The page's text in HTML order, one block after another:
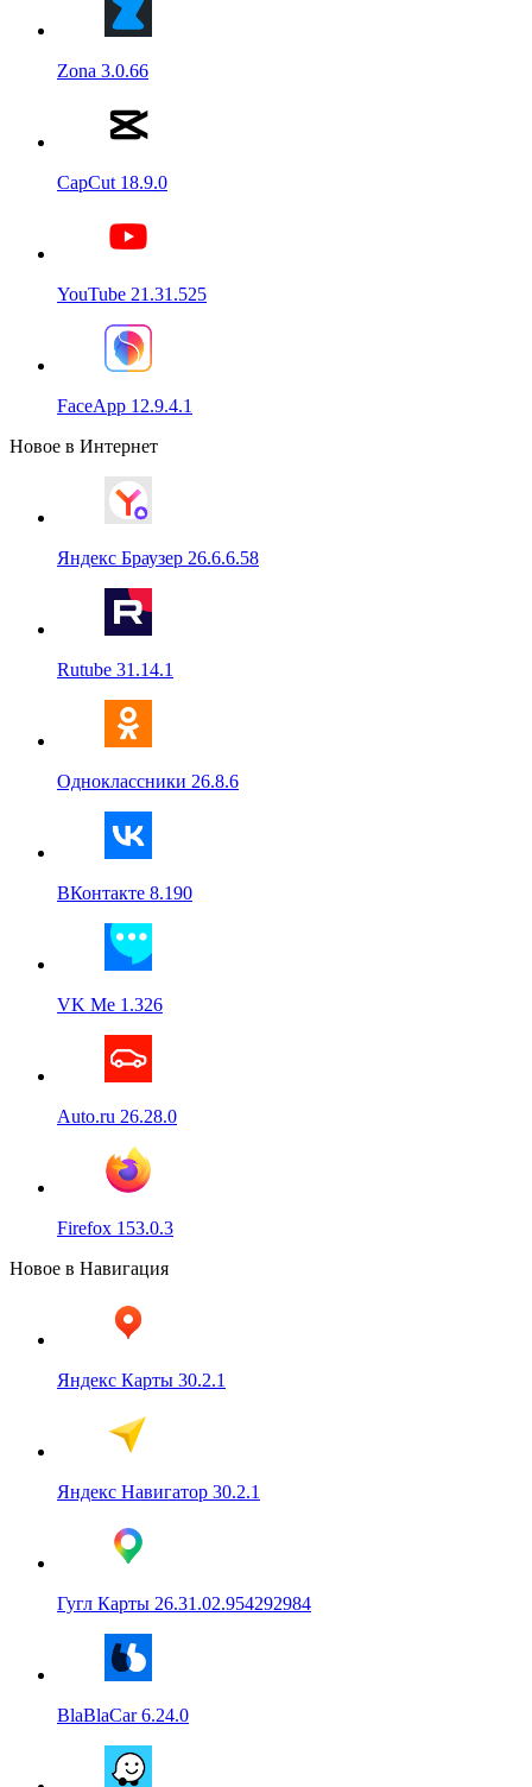
Zona 3.0.66
CapCut 18.9.0
YouTube 21.31.525
FaceApp 12.9.4.1
Новое в Интернет
Яндекс Браузер 26.6.6.58
Rutube 31.14.1
Одноклассники 26.8.6
ВКонтакте 8.190
VK Me 1.326
Auto.ru 26.28.0
Firefox 153.0.3
Новое в Навигация
Яндекс Карты 30.2.1
Яндекс Навигатор 30.2.1
Гугл Карты 26.31.02.954292984
BlaBlaCar 6.24.0